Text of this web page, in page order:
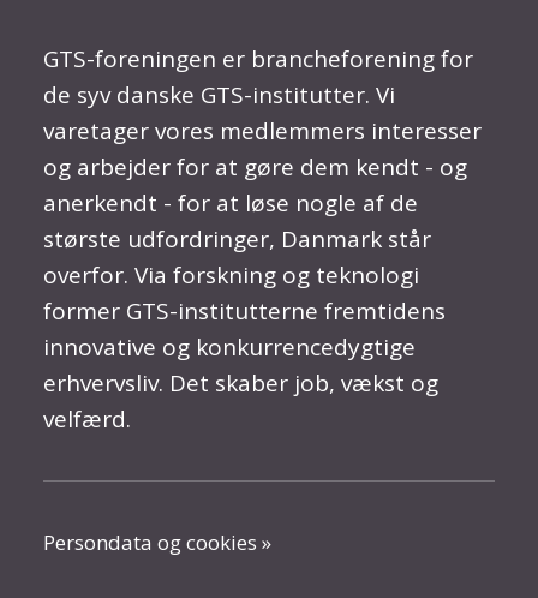
GTS-foreningen er brancheforening for
de syv danske GTS-institutter. Vi
varetager vores medlemmers interesser
og arbejder for at gøre dem kendt - og
anerkendt - for at løse nogle af de
største udfordringer, Danmark står
overfor. Via forskning og teknologi
former GTS-institutterne fremtidens
innovative og konkurrencedygtige
erhvervsliv. Det skaber job, vækst og
velfærd.
Persondata og cookies »